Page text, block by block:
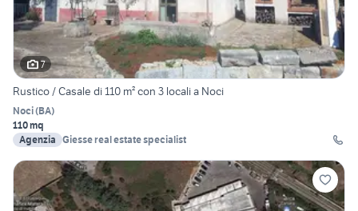
7
Rustico / Casale di 110 m² con 3 locali a Noci
Noci(BA)
110 mq
Agenzia Giesse real estate specialist